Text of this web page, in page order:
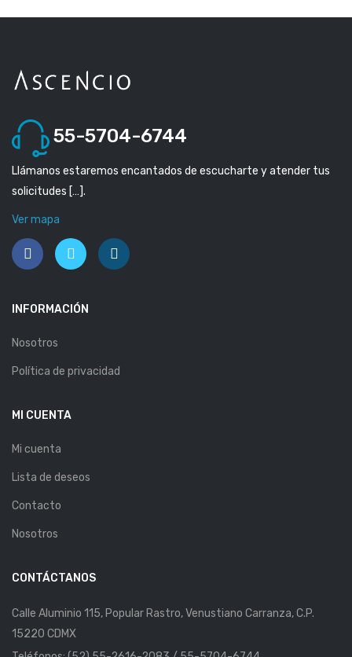
55-5704-6744
Llámanos estaremos encantados de escucharte y atender tus
solicitudes […].
Ver mapa
INFORMACIÓN
Nosotros
Política de privacidad
MI CUENTA
Mi cuenta
Lista de deseos
Contacto
Nosotros
CONTÁCTANOS
Calle Aluminio 115, Popular Rastro, Venustiano Carranza, C.P.
15220 CDMX